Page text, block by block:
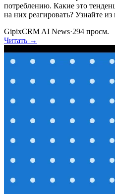
потреблению. Какие это
на них реагировать? Узнайте
GipixCRM AI News·294 просм.
Читать →